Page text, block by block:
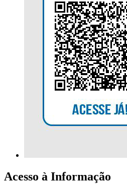
Acesso à Informação